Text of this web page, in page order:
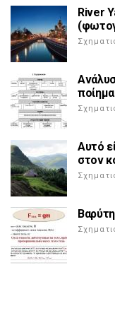
River
Αυτό
στον